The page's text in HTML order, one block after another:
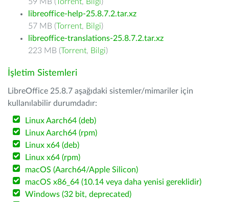
libreoffice-help-25.8.7.2.tar.xz
57 MB (Torrent, Bilgi)
libreoffice-translations-25.8.7.2.tar.xz
223 MB (Torrent, Bilgi)
İşletim Sistemleri
LibreOffice 25.8.7 aşağıdaki sistemler/mimariler için
kullanılabilir durumdadır:
Linux Aarch64 (deb)
Linux Aarch64 (rpm)
Linux x64 (deb)
Linux x64 (rpm)
macOS (Aarch64/Apple Silicon)
macOS x86_64 (10.14 veya daha yenisi gereklidir)
Windows (32 bit, deprecated)